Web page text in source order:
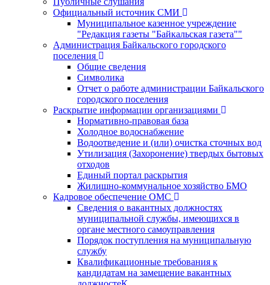
Официальный источник СМИ
Муниципальное казенное учреждение
"Редакция газеты "Байкальская газета""
Администрация Байкальского городского
поселения
Общие сведения
Символика
Отчет о работе администрации Байкальского
городского поселения
Раскрытие информации организациями
Нормативно-правовая база
Холодное водоснабжение
Водоотведение и (или) очистка сточных вод
Утилизация (Захоронение) твердых бытовых
отходов
Единый портал раскрытия
Жилищно-коммунальное хозяйство БМО
Кадровое обеспечение ОМС
Сведения о вакантных должностях
муниципальной службы, имеющихся в
органе местного самоуправления
Порядок поступления на муниципальную
службу
Квалификационные требования к
кандидатам на замещение вакантных